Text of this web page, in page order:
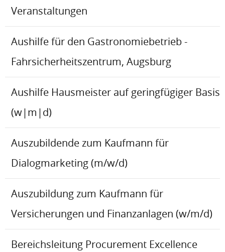
Veranstaltungen
Aushilfe für den Gastronomiebetrieb -
Fahrsicherheitszentrum, Augsburg
Aushilfe Hausmeister auf geringfügiger Basis
(w|m|d)
Auszubildende zum Kaufmann für
Dialogmarketing (m/w/d)
Auszubildung zum Kaufmann für
Versicherungen und Finanzanlagen (w/m/d)
Bereichsleitung Procurement Excellence